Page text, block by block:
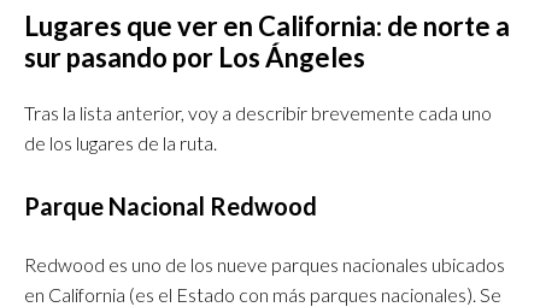
Lugares que ver en California: de norte a
sur pasando por Los Ángeles
Tras la lista anterior, voy a describir brevemente cada uno
de los lugares de la ruta.
Parque Nacional Redwood
Redwood es uno de los nueve parques nacionales ubicados
en California (es el Estado con más parques nacionales). Se